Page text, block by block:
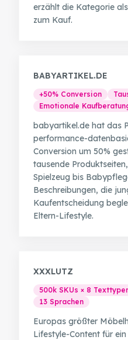
erzählt die Kategorie
zum Kauf.
BABYARTIKEL.DE
+50% Conversion
Emotionale
babyartikel.de hat das
performance-
Conversion um 50%
tausende
Spielzeug bis
Beschreibungen, die
Kaufentscheidung
Eltern-Lifestyle.
XXXLUTZ
500k SKUs × 8
13 Sprachen
Europas größter
Lifestyle-Content für